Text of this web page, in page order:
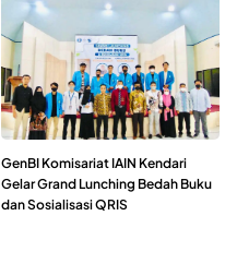
GenBI Komisariat IAIN Kendari
Gelar Grand Lunching Bedah Buku
dan Sosialisasi QRIS